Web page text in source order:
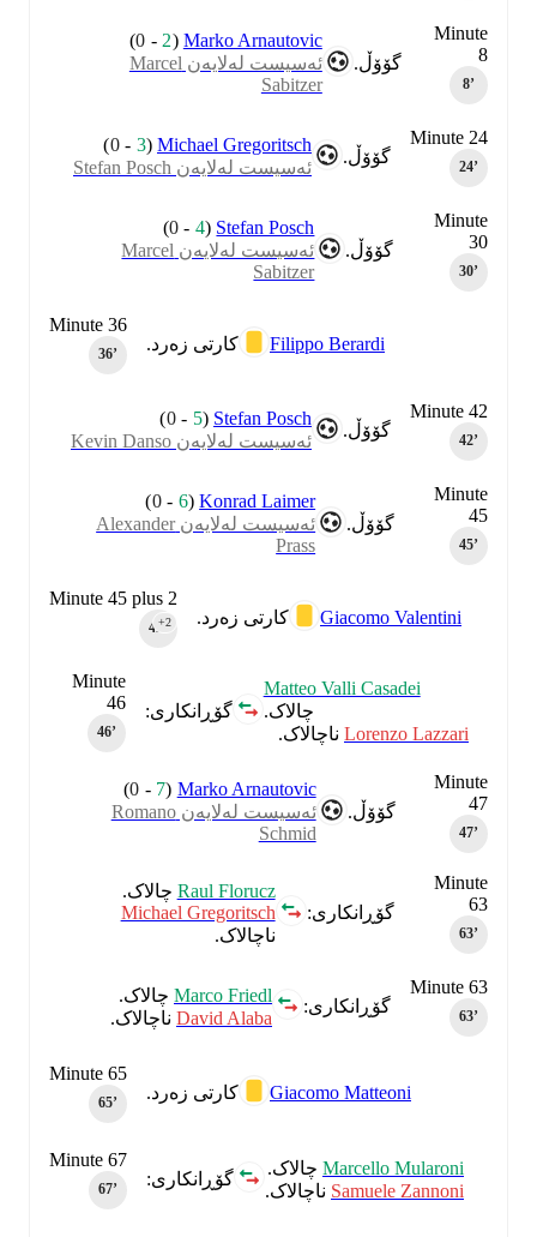
گۆۆڵ.
Marko Arnautovic
(
2
-
0
)
ئەسیست لەلایەن Marcel
Sabitzer
Minute
گۆۆڵ.
Michael Gregoritsch
(
3
-
0
)
ئەسیست لەلایەن Stefan Posch
Minute 24
گۆۆڵ.
Stefan Posch
(
4
-
0
)
ئەسیست لەلایەن Marcel
Sabitzer
Minute
Minute 36
کارتی زەرد. Filippo Berardi
گۆۆڵ.
Stefan Posch
(
5
-
0
)
ئەسیست لەلایەن Kevin Danso
Minute 42
گۆۆڵ.
Konrad Laimer
(
6
-
0
)
ئەسیست لەلایەن Alexander
Prass
Minute
Minute 45 plus 2
+2 کارتی زەرد. Giacomo Valentini
Minute
گۆڕانکاری:
Matteo Valli Casadei
چالاک.
Lorenzo Lazzariناچالاک.
گۆۆڵ.
Marko Arnautovic
(
7
-
0
)
ئەسیست لەلایەن Romano
Schmid
Minute
گۆڕانکاری:
Raul Floruczچالاک.
Michael Gregoritsch
ناچالاک.
Minute
گۆڕانکاری:
Marco Friedlچالاک.
David Alabaناچالاک.
Minute 63
Minute 65
کارتی زەرد. Giacomo Matteoni
Minute 67
گۆڕانکاری:
Marcello Mularoniچالاک.
Samuele Zannoniناچالاک.